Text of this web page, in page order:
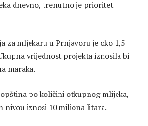
dnevno, trenutno je prioritet
za mljekaru u Prnjavoru je oko 1,5
vrijednost projekta iznosila bi
maraka.
po količini otkupnog mlijeka,
nivou iznosi 10 miliona litara.